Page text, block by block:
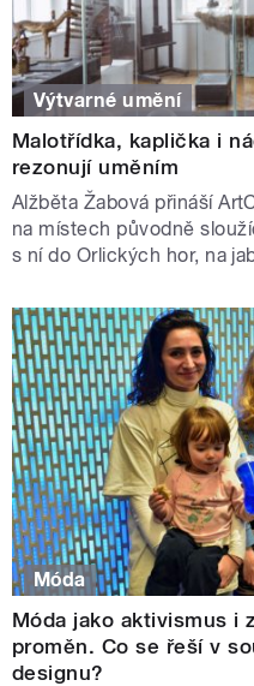
Výtvarné umění
Malotřídka, kaplička i
rezonují uměním
Alžběta Žabová přináší
na místech původně
s ní do Orlických hor, na
Móda
Móda jako aktivismus i
proměn. Co se řeší v
designu?